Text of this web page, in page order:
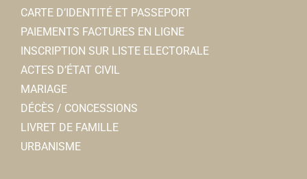
CARTE D’IDENTITÉ ET PASSEPORT
PAIEMENTS FACTURES EN LIGNE
INSCRIPTION SUR LISTE ELECTORALE
ACTES D’ÉTAT CIVIL
MARIAGE
DÉCÈS / CONCESSIONS
LIVRET DE FAMILLE
URBANISME